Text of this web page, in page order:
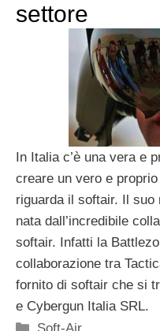
settore
In Italia c’è una vera e
creare un vero e
riguarda il softair. Il suo
nata dall’incredibile
softair. Infatti la
collaborazione tra
fornito di softair che si
e Cybergun Italia SRL.
Categorie